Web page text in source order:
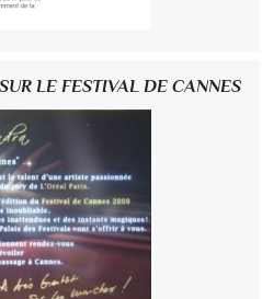
LE FESTIVAL DE CANNES